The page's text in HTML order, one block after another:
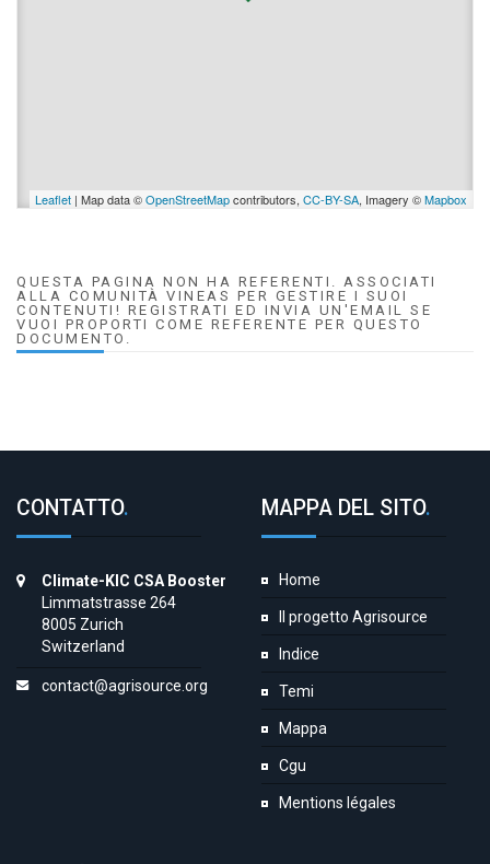
Leaflet | Map data ©OpenStreetMapcontributors, CC-BY-SA, Imagery ©Mapbox
QUESTA PAGINA NON HA REFERENTI. ASSOCIATI
ALLA COMUNITÀ VINEAS PER GESTIRE I SUOI
CONTENUTI! REGISTRATI ED INVIA UN'EMAIL SE
VUOI PROPORTI COME REFERENTE PER QUESTO
DOCUMENTO.
CONTATTO.
Climate-KIC CSA Booster
Limmatstrasse 264
8005 Zurich
Switzerland
contact@agrisource.org
MAPPA DEL SITO.
Home
Il progetto Agrisource
Indice
Temi
Mappa
Cgu
Mentions légales